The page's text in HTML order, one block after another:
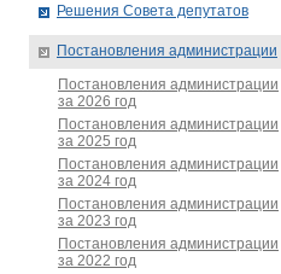
Решения Совета депутатов
Постановления администрации
Постановления администрации
за 2026 год
Постановления администрации
за 2025 год
Постановления администрации
за 2024 год
Постановления администрации
за 2023 год
Постановления администрации
за 2022 год